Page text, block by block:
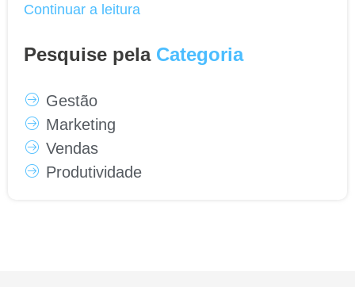
Continuar a leitura
Pesquise pela Categoria
Gestão
Marketing
Vendas
Produtividade